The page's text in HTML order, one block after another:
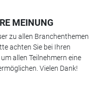
MEINUNG
zu allen Branchenthemen
achten Sie bei Ihren
allen Teilnehmern eine
Vielen Dank!